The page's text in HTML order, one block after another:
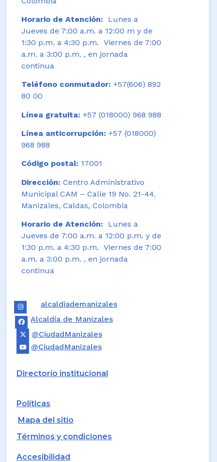
Horario de Atención:
Lunes a
Jueves de 7:00 a.m. a 12:00 m y de
1:30 p.m. a 4:30 p.m. Viernes de 7:00
a.m. a 3:00 p.m. , en jornada
continua
Teléfono conmutador: +57(606) 892
80 00
Línea gratuita: +57 (018000) 968 988
Línea anticorrupción: +57 (018000)
968 988
Código postal: 17001
Dirección: Centro Administrativo
Municipal CAM – Calle 19 No. 21-44.
Manizales, Caldas, Colombia
Horario de Atención: Lunes a
Jueves de 7:00 a.m. a 12:00 p.m. y de
1:30 p.m. a 4:30 p.m. Viernes de 7:00
a.m. a 3:00 p.m. , en jornada
continua
alcaldiademanizales
Alcaldía de Manizales
@CiudadManizales
@CiudadManizales
Directorio institucional
Políticas
Mapa del sitio
Términos y condiciones
Accesibilidad